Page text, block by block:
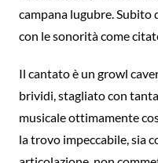
campana lugubre.
con le sonorità come
Il cantato è un growl
brividi, stagliato con
musicale ottimamente
la trovo impeccabile, sia